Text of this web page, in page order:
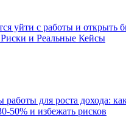
уйти с работы и открыть
и Реальные Кейсы
работы для роста дохода:
50% и избежать рисков